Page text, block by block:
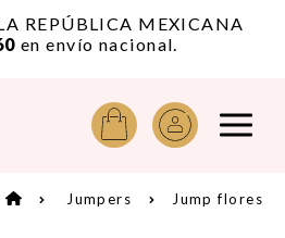
REPÚBLICA MEXICANA
en envío nacional.
Jumpers Jump flores